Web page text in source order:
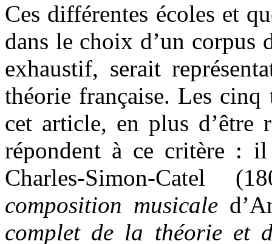
Ces différentes écoles et
dans le choix d’un corpus
exhaustif, serait
théorie française. Les cinq
cet article, en plus d’être
répondent à ce critère :
Charles-Simon-Catel
composition musicale
complet de la théorie et